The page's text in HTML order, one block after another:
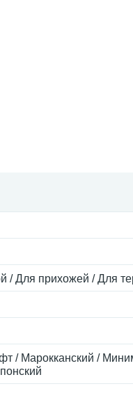
/ Для прихожей / Для
/ Марокканский /